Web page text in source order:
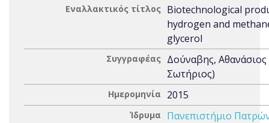
Εναλλακτικός τίτλος Biotechnological
hydrogen and
glycerol
Συγγραφέας Δούναβης,
Σωτήριος)
Ημερομηνία 2015
Ίδρυμα
Πανεπιστήμιο